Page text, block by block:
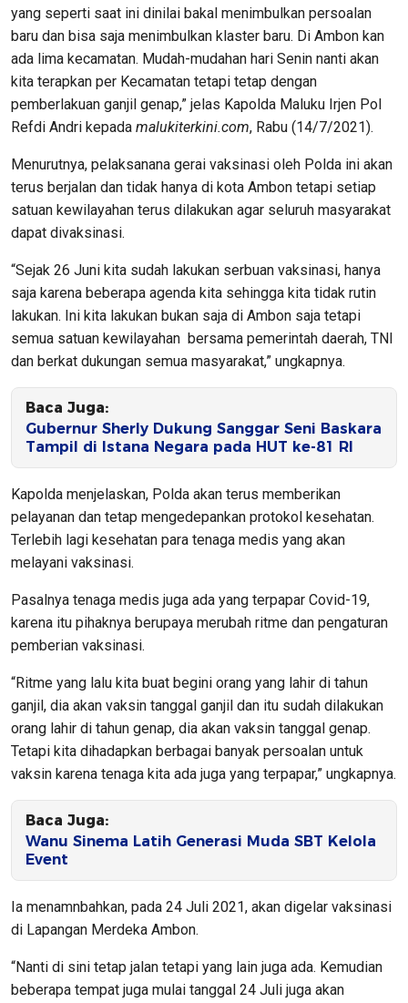
yang seperti saat ini dinilai bakal menimbulkan persoalan
baru dan bisa saja menimbulkan klaster baru. Di Ambon kan
ada lima kecamatan. Mudah-mudahan hari Senin nanti akan
kita terapkan per Kecamatan tetapi tetap dengan
pemberlakuan ganjil genap,” jelas Kapolda Maluku Irjen Pol
Refdi Andri kepada malukiterkini.com, Rabu (14/7/2021).
Menurutnya, pelaksanana gerai vaksinasi oleh Polda ini akan
terus berjalan dan tidak hanya di kota Ambon tetapi setiap
satuan kewilayahan terus dilakukan agar seluruh masyarakat
dapat divaksinasi.
“Sejak 26 Juni kita sudah lakukan serbuan vaksinasi, hanya
saja karena beberapa agenda kita sehingga kita tidak rutin
lakukan. Ini kita lakukan bukan saja di Ambon saja tetapi
semua satuan kewilayahan bersama pemerintah daerah, TNI
dan berkat dukungan semua masyarakat,” ungkapnya.
Baca Juga:
Gubernur Sherly Dukung Sanggar Seni Baskara
Tampil di Istana Negara pada HUT ke-81 RI
Kapolda menjelaskan, Polda akan terus memberikan
pelayanan dan tetap mengedepankan protokol kesehatan.
Terlebih lagi kesehatan para tenaga medis yang akan
melayani vaksinasi.
Pasalnya tenaga medis juga ada yang terpapar Covid-19,
karena itu pihaknya berupaya merubah ritme dan pengaturan
pemberian vaksinasi.
“Ritme yang lalu kita buat begini orang yang lahir di tahun
ganjil, dia akan vaksin tanggal ganjil dan itu sudah dilakukan
orang lahir di tahun genap, dia akan vaksin tanggal genap.
Tetapi kita dihadapkan berbagai banyak persoalan untuk
vaksin karena tenaga kita ada juga yang terpapar,” ungkapnya.
Baca Juga:
Wanu Sinema Latih Generasi Muda SBT Kelola
Event
Ia menamnbahkan, pada 24 Juli 2021, akan digelar vaksinasi
di Lapangan Merdeka Ambon.
“Nanti di sini tetap jalan tetapi yang lain juga ada. Kemudian
beberapa tempat juga mulai tanggal 24 Juli juga akan